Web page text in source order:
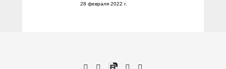
28 февраля 2022 г.